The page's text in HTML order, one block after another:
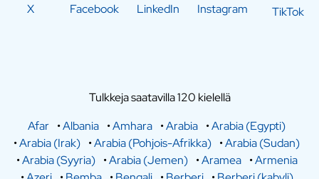
X Facebook LinkedIn Instagram TikTok
Tulkkeja saatavilla 120 kielellä
Afar •Albania •Amhara •Arabia •Arabia (Egypti)
•Arabia (Irak) •Arabia (Pohjois-Afrikka) •Arabia (Sudan)
•Arabia (Syyria) •Arabia (Jemen) •Aramea •Armenia